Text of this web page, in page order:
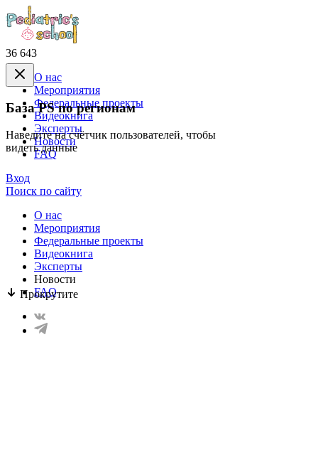
36 643
База PS по регионам
Наведите на счётчик пользователей, чтобы
видеть данные
Прокрутите
О нас
Mероприятия
Федеральные проекты
Видеокнига
Эксперты
Новости
FAQ
Вход
Поиск по сайту
О нас
Mероприятия
Федеральные проекты
Видеокнига
Эксперты
Новости
FAQ